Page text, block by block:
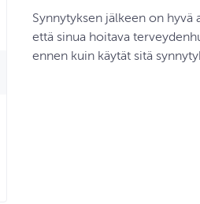
Synnytyksen jälkeen on
että sinua hoitava
ennen kuin käytät sitä